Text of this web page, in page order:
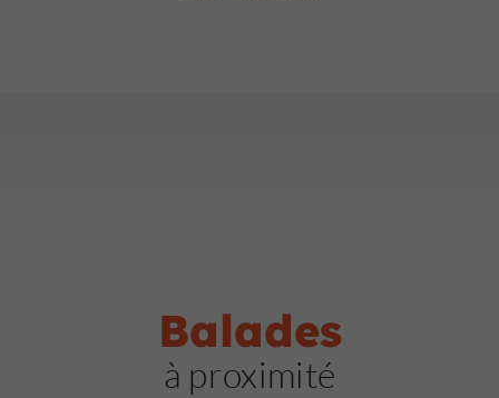
Balades
à proximité